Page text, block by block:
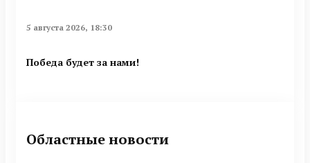
5 августа 2026, 18:30
Победа будет за нами!
Областные новости